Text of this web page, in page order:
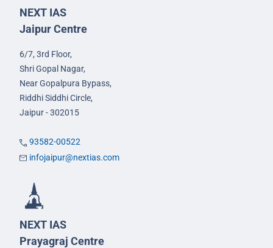
NEXT IAS
Jaipur Centre
6/7, 3rd Floor,
Shri Gopal Nagar,
Near Gopalpura Bypass,
Riddhi Siddhi Circle,
Jaipur - 302015
93582-00522
infojaipur@nextias.com
NEXT IAS
Prayagraj Centre